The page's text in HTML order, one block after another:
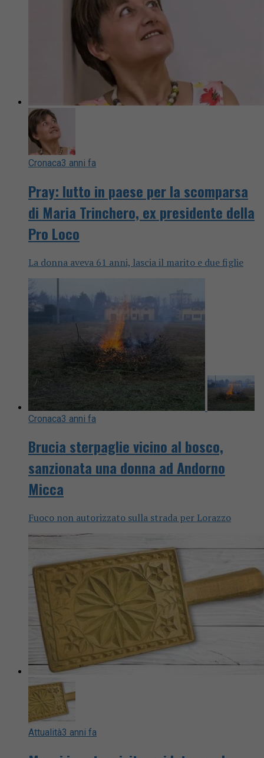
Cronaca3 anni fa
Pray: lutto in paese per la scomparsa
di Maria Trinchero, ex presidente della
Pro Loco
La donna aveva 61 anni, lascia il marito e due figlie
Cronaca3 anni fa
Brucia sterpaglie vicino al bosco,
sanzionata una donna ad Andorno
Micca
Fuoco non autorizzato sulla strada per Lorazzo
Attualità3 anni fa